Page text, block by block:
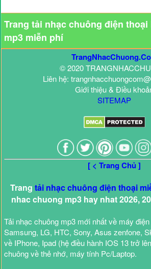
Trang tải nhạc chuông điện thoại
mp3 miễn phí
© 2020
Liên hệ:
Giới thiệu & Điều
SITEMAP
[ < Trang Chủ ]
Trang tải nhạc chuông điện thoại
nhac chuong mp3 hay nhat 2026,
Tải nhạc chuông mp3 mới nhất về máy
Samsung, LG, HTC, Sony, Asus zenfone,
về IPhone, Ipad (hệ điều hành IOS 13 trở
chuông về thẻ nhớ, máy tính Pc/Laptop.